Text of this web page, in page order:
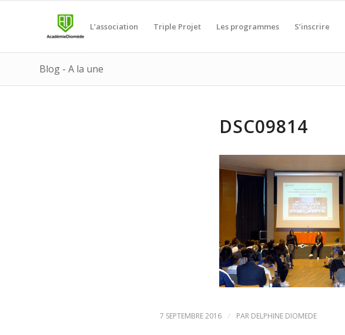
L’association Triple Projet Les programmes S’inscrire
Blog - A la une
DSC09814
7 SEPTEMBRE 2016 / PAR DELPHINE DIOMEDE